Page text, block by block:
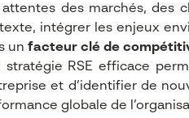
attentes des marchés, des
intégrer les enjeux
un facteur clé de
stratégie RSE efficace
et d’identifier de
globale de